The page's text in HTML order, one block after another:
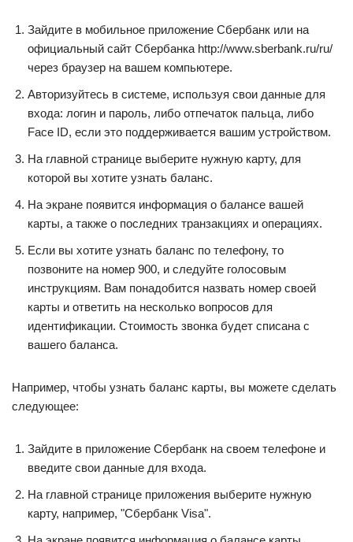
Зайдите в мобильное приложение Сбербанк или на
официальный сайт Сбербанка http://www.sberbank.ru/ru/
через браузер на вашем компьютере.
Авторизуйтесь в системе, используя свои данные для
входа: логин и пароль, либо отпечаток пальца, либо
Face ID, если это поддерживается вашим устройством.
На главной странице выберите нужную карту, для
которой вы хотите узнать баланс.
На экране появится информация о балансе вашей
карты, а также о последних транзакциях и операциях.
Если вы хотите узнать баланс по телефону, то
позвоните на номер 900, и следуйте голосовым
инструкциям. Вам понадобится назвать номер своей
карты и ответить на несколько вопросов для
идентификации. Стоимость звонка будет списана с
вашего баланса.
Например, чтобы узнать баланс карты, вы можете сделать
следующее:
Зайдите в приложение Сбербанк на своем телефоне и
введите свои данные для входа.
На главной странице приложения выберите нужную
карту, например, "Сбербанк Visa".